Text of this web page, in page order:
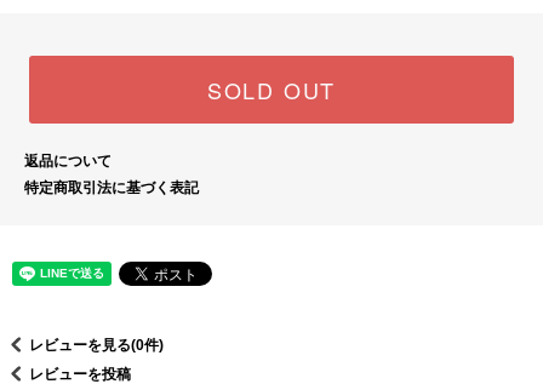
SOLD OUT
返品について
特定商取引法に基づく表記
レビューを見る(0件)
レビューを投稿